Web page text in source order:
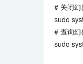
# 关闭幻
sudo
# 查询
sudo